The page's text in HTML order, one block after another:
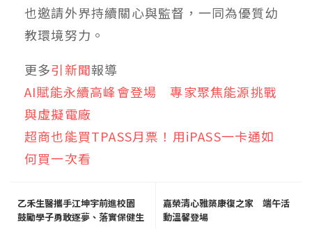
也邀請外界持續關心與監督，一同為優質幼
教環境努力。
更多引新聞報導
AI賦能永續高峰會登場 專家聚焦能源挑戰
與虛擬電廠
超商也能買TPASS月票！用iPASS一卡通如
何買一次看
乙禾生醫攜手江坤宇前進校園
鼓勵學子勇敢逐夢、落實保健生
嘉榮清心雅築康復之家 端午活
動溫馨登場